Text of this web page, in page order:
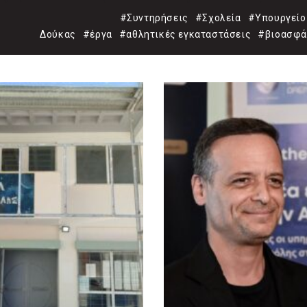
καλύτερη μου να
Μπακογιάννης»
#Συντηρήσεις #Σχολεία
Δούκας
#έργα #αθλητικές εγκαταστάσεις